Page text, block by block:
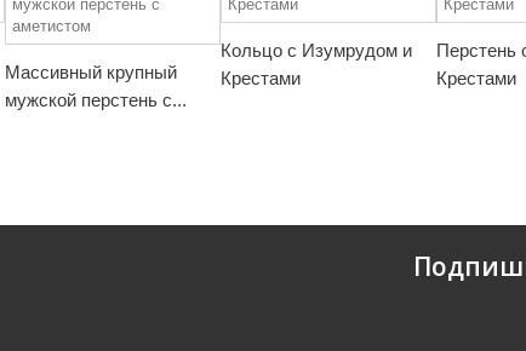
Массивный крупный
мужской перстень с...
Кольцо с Изумрудом и
Крестами
Перстень
Крестами